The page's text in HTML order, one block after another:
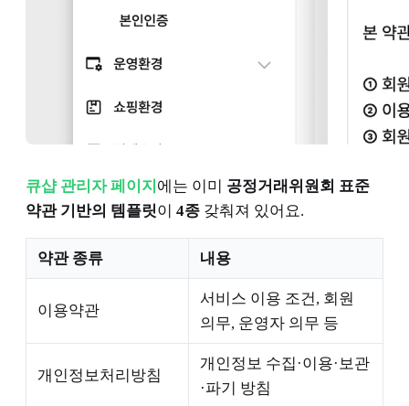
큐샵 관리자 페이지 에는 이미 공정거래위원회 표준
약관 기반의 템플릿이 4종 갖춰져 있어요.
약관 종류 내용
이용약관
서비스 이용 조건, 회원
의무, 운영자 의무 등
개인정보처리방침
개인정보 수집·이용·보관
·파기 방침